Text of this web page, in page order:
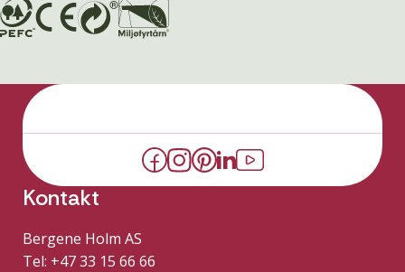
Kontakt
Bergene Holm AS
Tel: +47 33 15 66 66